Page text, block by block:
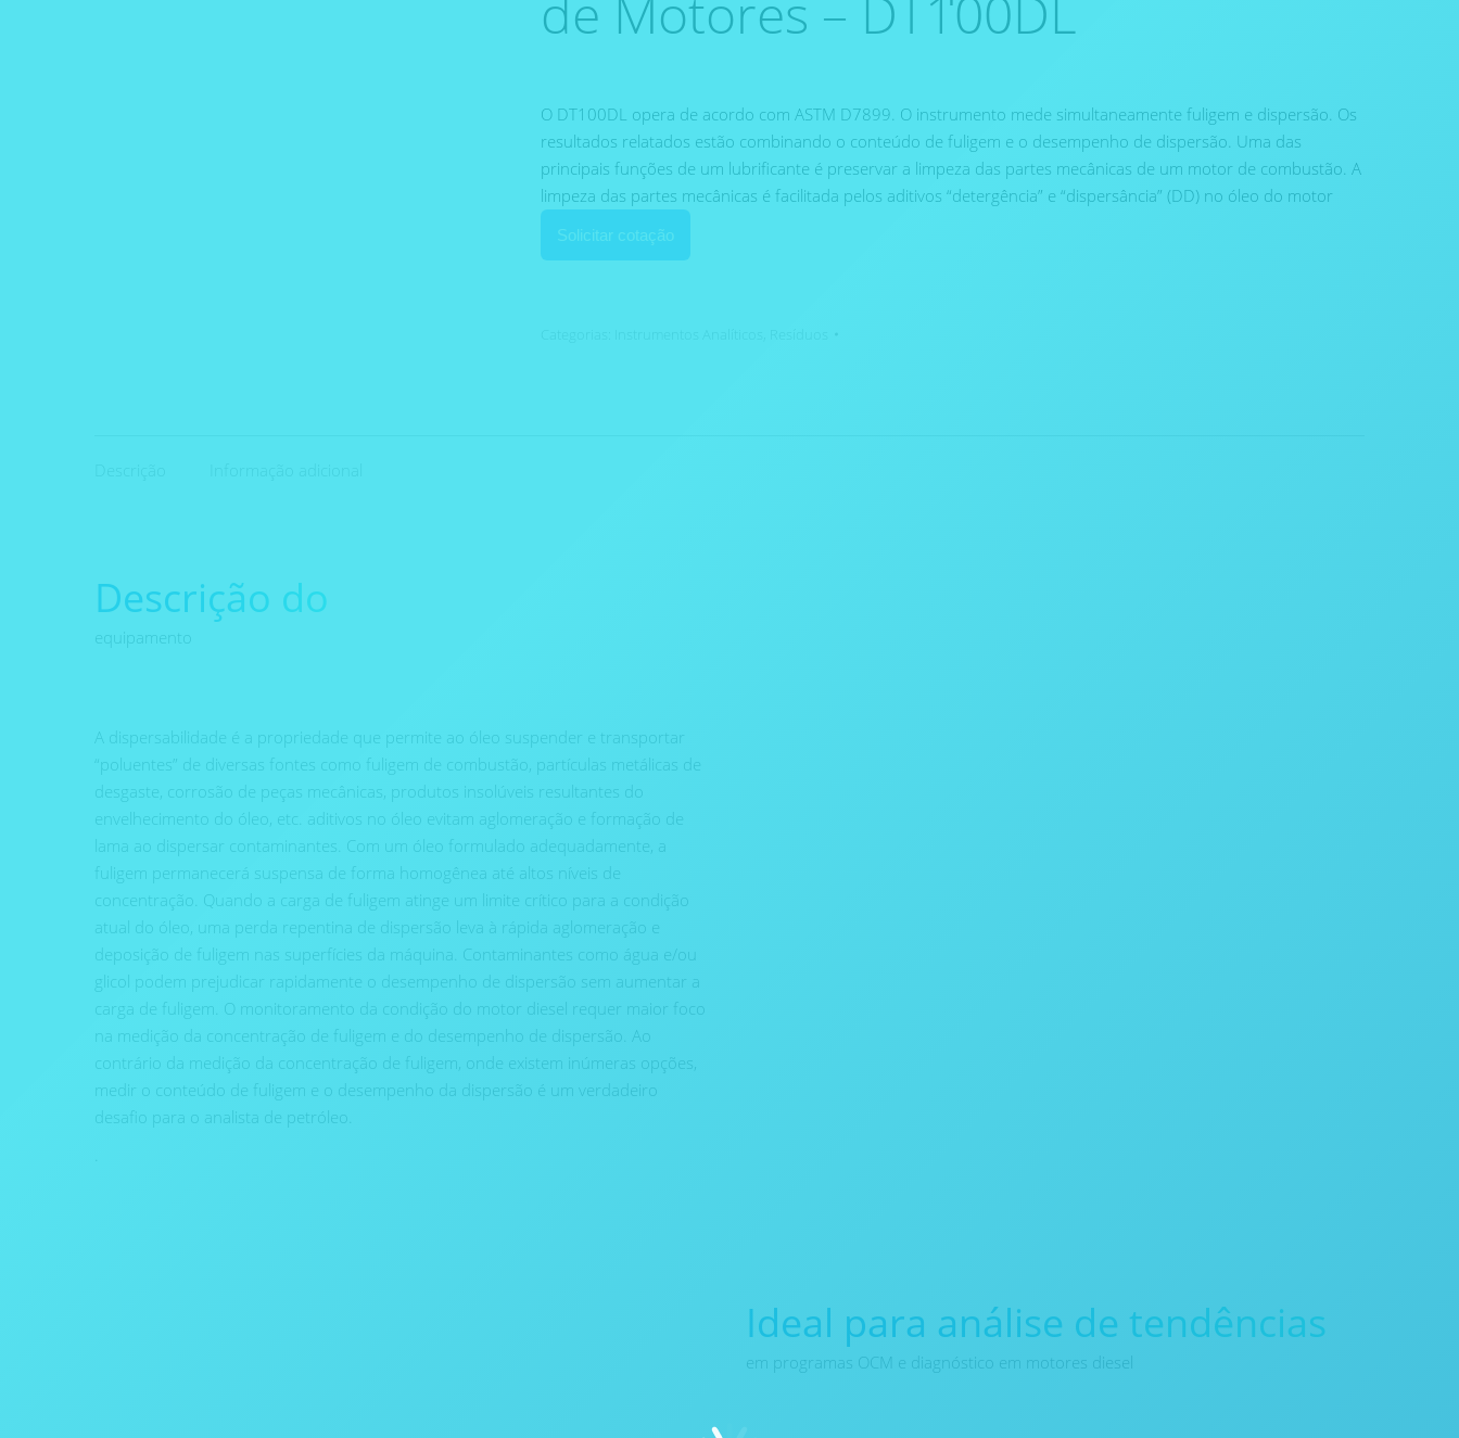
O DT100DL opera de acordo com ASTM D7899. O instrumento mede simultaneamente fuligem e dispersão. Os
resultados relatados estão combinando o conteúdo de fuligem e o desempenho de dispersão. Uma das
principais funções de um lubrificante é preservar a limpeza das partes mecânicas de um motor de combustão. A
limpeza das partes mecânicas é facilitada pelos aditivos “detergência” e “dispersância” (DD) no óleo do motor
Solicitar cotação
Descrição do
equipamento
A dispersabilidade é a propriedade que permite ao óleo suspender e transportar
“poluentes” de diversas fontes como fuligem de combustão, partículas metálicas de
desgaste, corrosão de peças mecânicas, produtos insolúveis resultantes do
envelhecimento do óleo, etc. aditivos no óleo evitam aglomeração e formação de
lama ao dispersar contaminantes. Com um óleo formulado adequadamente, a
fuligem permanecerá suspensa de forma homogênea até altos níveis de
concentração. Quando a carga de fuligem atinge um limite crítico para a condição
atual do óleo, uma perda repentina de dispersão leva à rápida aglomeração e
deposição de fuligem nas superfícies da máquina. Contaminantes como água e/ou
glicol podem prejudicar rapidamente o desempenho de dispersão sem aumentar a
carga de fuligem. O monitoramento da condição do motor diesel requer maior foco
na medição da concentração de fuligem e do desempenho de dispersão. Ao
contrário da medição da concentração de fuligem, onde existem inúmeras opções,
medir o conteúdo de fuligem e o desempenho da dispersão é um verdadeiro
desafio para o analista de petróleo.
Ideal para análise de tendências
em programas OCM e diagnóstico em motores diesel